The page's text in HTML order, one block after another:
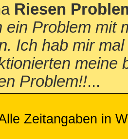
Riesen
ein Problem mit
Ich hab mir
meine
Problem!!...
Zeitangaben in